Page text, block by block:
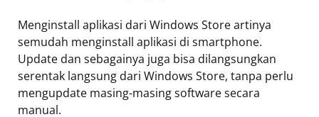
Menginstall aplikasi dari Windows Store artinya
semudah menginstall aplikasi di smartphone.
Update dan sebagainya juga bisa dilangsungkan
serentak langsung dari Windows Store, tanpa perlu
mengupdate masing-masing software secara
manual.